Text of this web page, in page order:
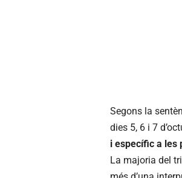
Segons la
dies 5, 6 i 7
i específic a les
La majoria del